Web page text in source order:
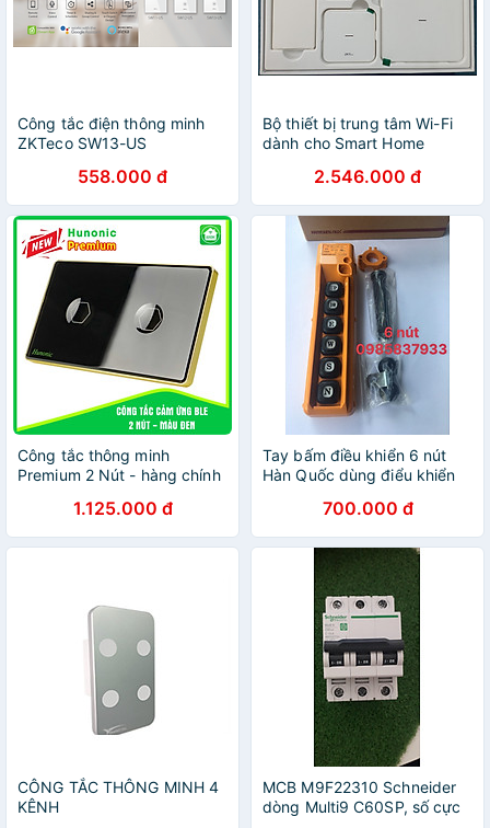
Công tắc điện thông minh
ZKTeco SW13-US
558.000 đ
Bộ thiết bị trung tâm Wi-Fi
dành cho Smart Home
2.546.000 đ
Công tắc thông minh
Premium 2 Nút - hàng chính
1.125.000 đ
Tay bấm điều khiển 6 nút
Hàn Quốc dùng điểu khiển
700.000 đ
CÔNG TẮC THÔNG MINH 4
KÊNH
MCB M9F22310 Schneider
dòng Multi9 C60SP, số cực